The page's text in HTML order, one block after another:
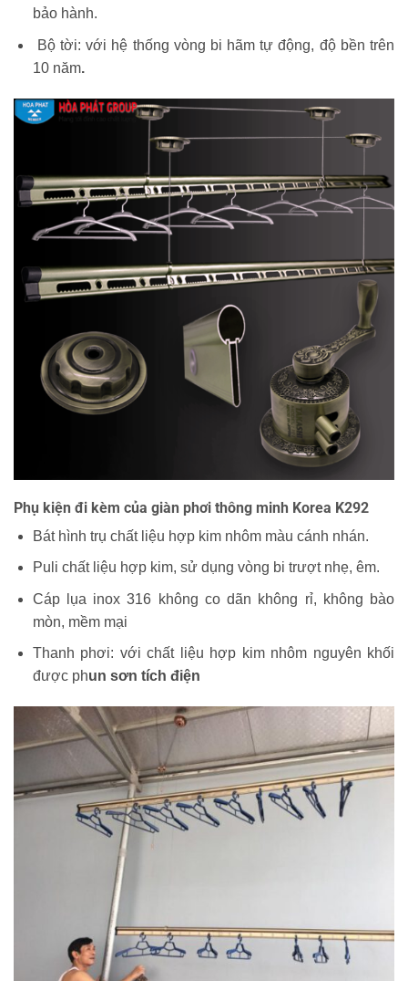
bảo hành.
Bộ tời: với hệ thống vòng bi hãm tự động, độ bền trên
10 năm.
Phụ kiện đi kèm của giàn phơi thông minh Korea K292
Bát hình trụ chất liệu hợp kim nhôm màu cánh nhán.
Puli chất liệu hợp kim, sử dụng vòng bi trượt nhẹ, êm.
Cáp lụa inox 316 không co dãn không rỉ, không bào
mòn, mềm mại
Thanh phơi: với chất liệu hợp kim nhôm nguyên khối
được phun sơn tích điện